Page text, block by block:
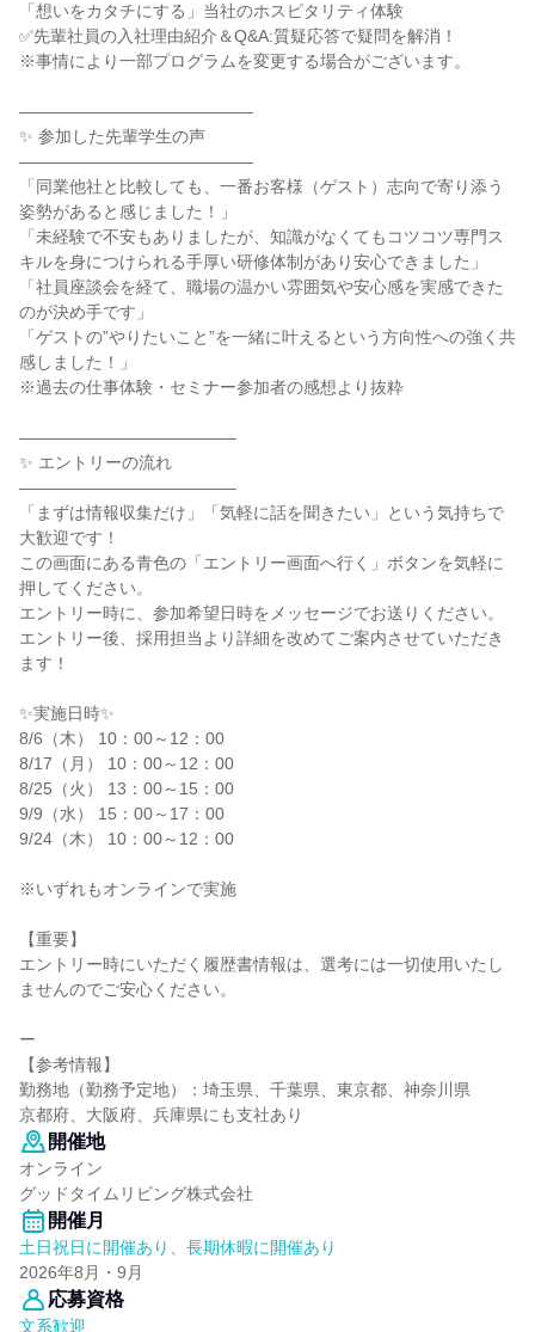
「想いをカタチにする」当社のホスピタリティ体験
✅先輩社員の入社理由紹介＆Q&A:質疑応答で疑問を解消！
※事情により一部プログラムを変更する場合がございます。
――――――――――――――
✨ 参加した先輩学生の声
――――――――――――――
「同業他社と比較しても、一番お客様（ゲスト）志向で寄り添う
姿勢があると感じました！」
「未経験で不安もありましたが、知識がなくてもコツコツ専門ス
キルを身につけられる手厚い研修体制があり安心できました」
「社員座談会を経て、職場の温かい雰囲気や安心感を実感できた
のが決め手です」
「ゲストの”やりたいこと”を一緒に叶えるという方向性への強く共
感しました！」
※過去の仕事体験・セミナー参加者の感想より抜粋
―――――――――――――
✨ エントリーの流れ
―――――――――――――
「まずは情報収集だけ」「気軽に話を聞きたい」という気持ちで
大歓迎です！
この画面にある青色の「エントリー画面へ行く」ボタンを気軽に
押してください。
エントリー時に、参加希望日時をメッセージでお送りください。
エントリー後、採用担当より詳細を改めてご案内させていただき
ます！
✨実施日時✨
8/6（木） 10：00～12：00
8/17（月） 10：00～12：00
8/25（火） 13：00～15：00
9/9（水） 15：00～17：00
9/24（木） 10：00～12：00
※いずれもオンラインで実施
【重要】
エントリー時にいただく履歴書情報は、選考には一切使用いたし
ませんのでご安心ください。
ー
【参考情報】
勤務地（勤務予定地）：埼玉県、千葉県、東京都、神奈川県
京都府、大阪府、兵庫県にも支社あり
開催地
オンライン
グッドタイムリビング株式会社
開催月
土日祝日に開催あり、長期休暇に開催あり
2026年8月・9月
応募資格
文系歓迎